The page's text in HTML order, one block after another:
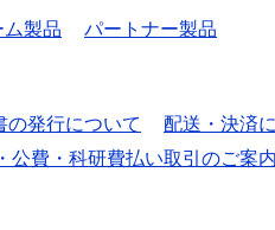
製品 パートナー製品
の発行について 配送・決済
公費・科研費払い取引のご案内